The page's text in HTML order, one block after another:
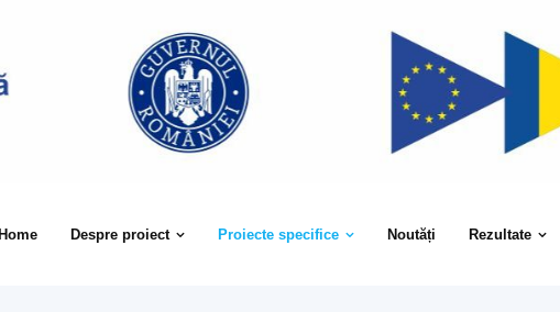
Home Despre proiect Proiecte specifice Noutăți Rezultate